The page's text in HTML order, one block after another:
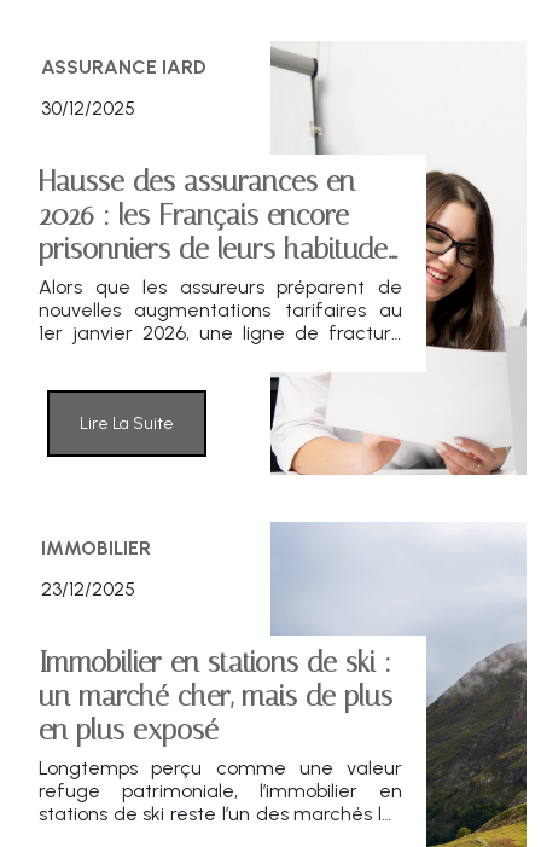
ASSURANCE IARD
30/12/2025
Hausse des assurances en
2026 : les Français encore
prisonniers de leurs habitudes
?
Alors que les assureurs préparent de
nouvelles augmentations tarifaires au
1er janvier 2026, une ligne de fracture
des ménages français. D’un côté, une
forte sensibilité aux hausses, même
modestes ; de l’autre, une fidélité
persistante à des contrats souvent
anciens, malgré des marges
Lire La Suite
IMMOBILIER
23/12/2025
Immobilier en stations de ski :
un marché cher, mais de plus
en plus exposé
Longtemps perçu comme une valeur
refuge patrimoniale, l’immobilier en
stations de ski reste l’un des marchés les